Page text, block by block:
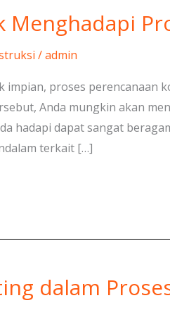
Menghadapi
/admin
impian, proses
Anda mungkin akan
hadapi dapat sangat
terkait […]
dalam